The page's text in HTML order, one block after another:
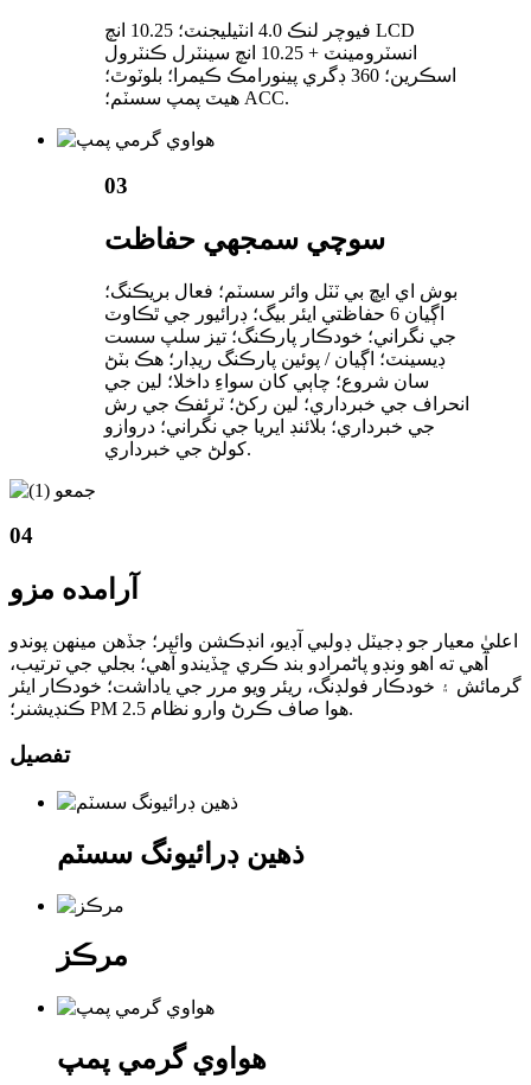
فيوچر لنڪ 4.0 انٽيليجنٽ؛ 10.25 انچ LCD
انسٽرومينٽ + 10.25 انچ سينٽرل ڪنٽرول
اسڪرين؛ 360 ڊگري پينورامڪ ڪيمرا؛ بلوٽوٿ؛
هيٽ پمپ سسٽم؛ ACC.
03
سوچي سمجهي حفاظت
بوش اي ايڇ بي ٽٽل وائر سسٽم؛ فعال بريڪنگ؛
اڳيان 6 حفاظتي ايئر بيگ؛ ڊرائيور جي ٿڪاوٽ
جي نگراني؛ خودڪار پارڪنگ؛ تيز سلپ سست
ڊيسينٽ؛ اڳيان / پوئين پارڪنگ ريڊار؛ هڪ بٽڻ
سان شروع؛ چاٻي کان سواءِ داخلا؛ لين جي
انحراف جي خبرداري؛ لين رکڻ؛ ٽرئفڪ جي رش
جي خبرداري؛ بلائنڊ ايريا جي نگراني؛ دروازو
کولڻ جي خبرداري.
04
آرامده مزو
اعليٰ معيار جو ڊجيٽل ڊولبي آڊيو، انڊڪشن وائپر؛ جڏهن مينهن پوندو
آهي ته اهو ونڊو پاڻمرادو بند ڪري ڇڏيندو آهي؛ بجلي جي ترتيب،
گرمائش ۽ خودڪار فولڊنگ، ريئر ويو مرر جي ياداشت؛ خودڪار ايئر
ڪنڊيشنر؛ PM 2.5 هوا صاف ڪرڻ وارو نظام.
تفصيل
ذهين ڊرائيونگ سسٽم
مرڪز
هواوي گرمي پمپ